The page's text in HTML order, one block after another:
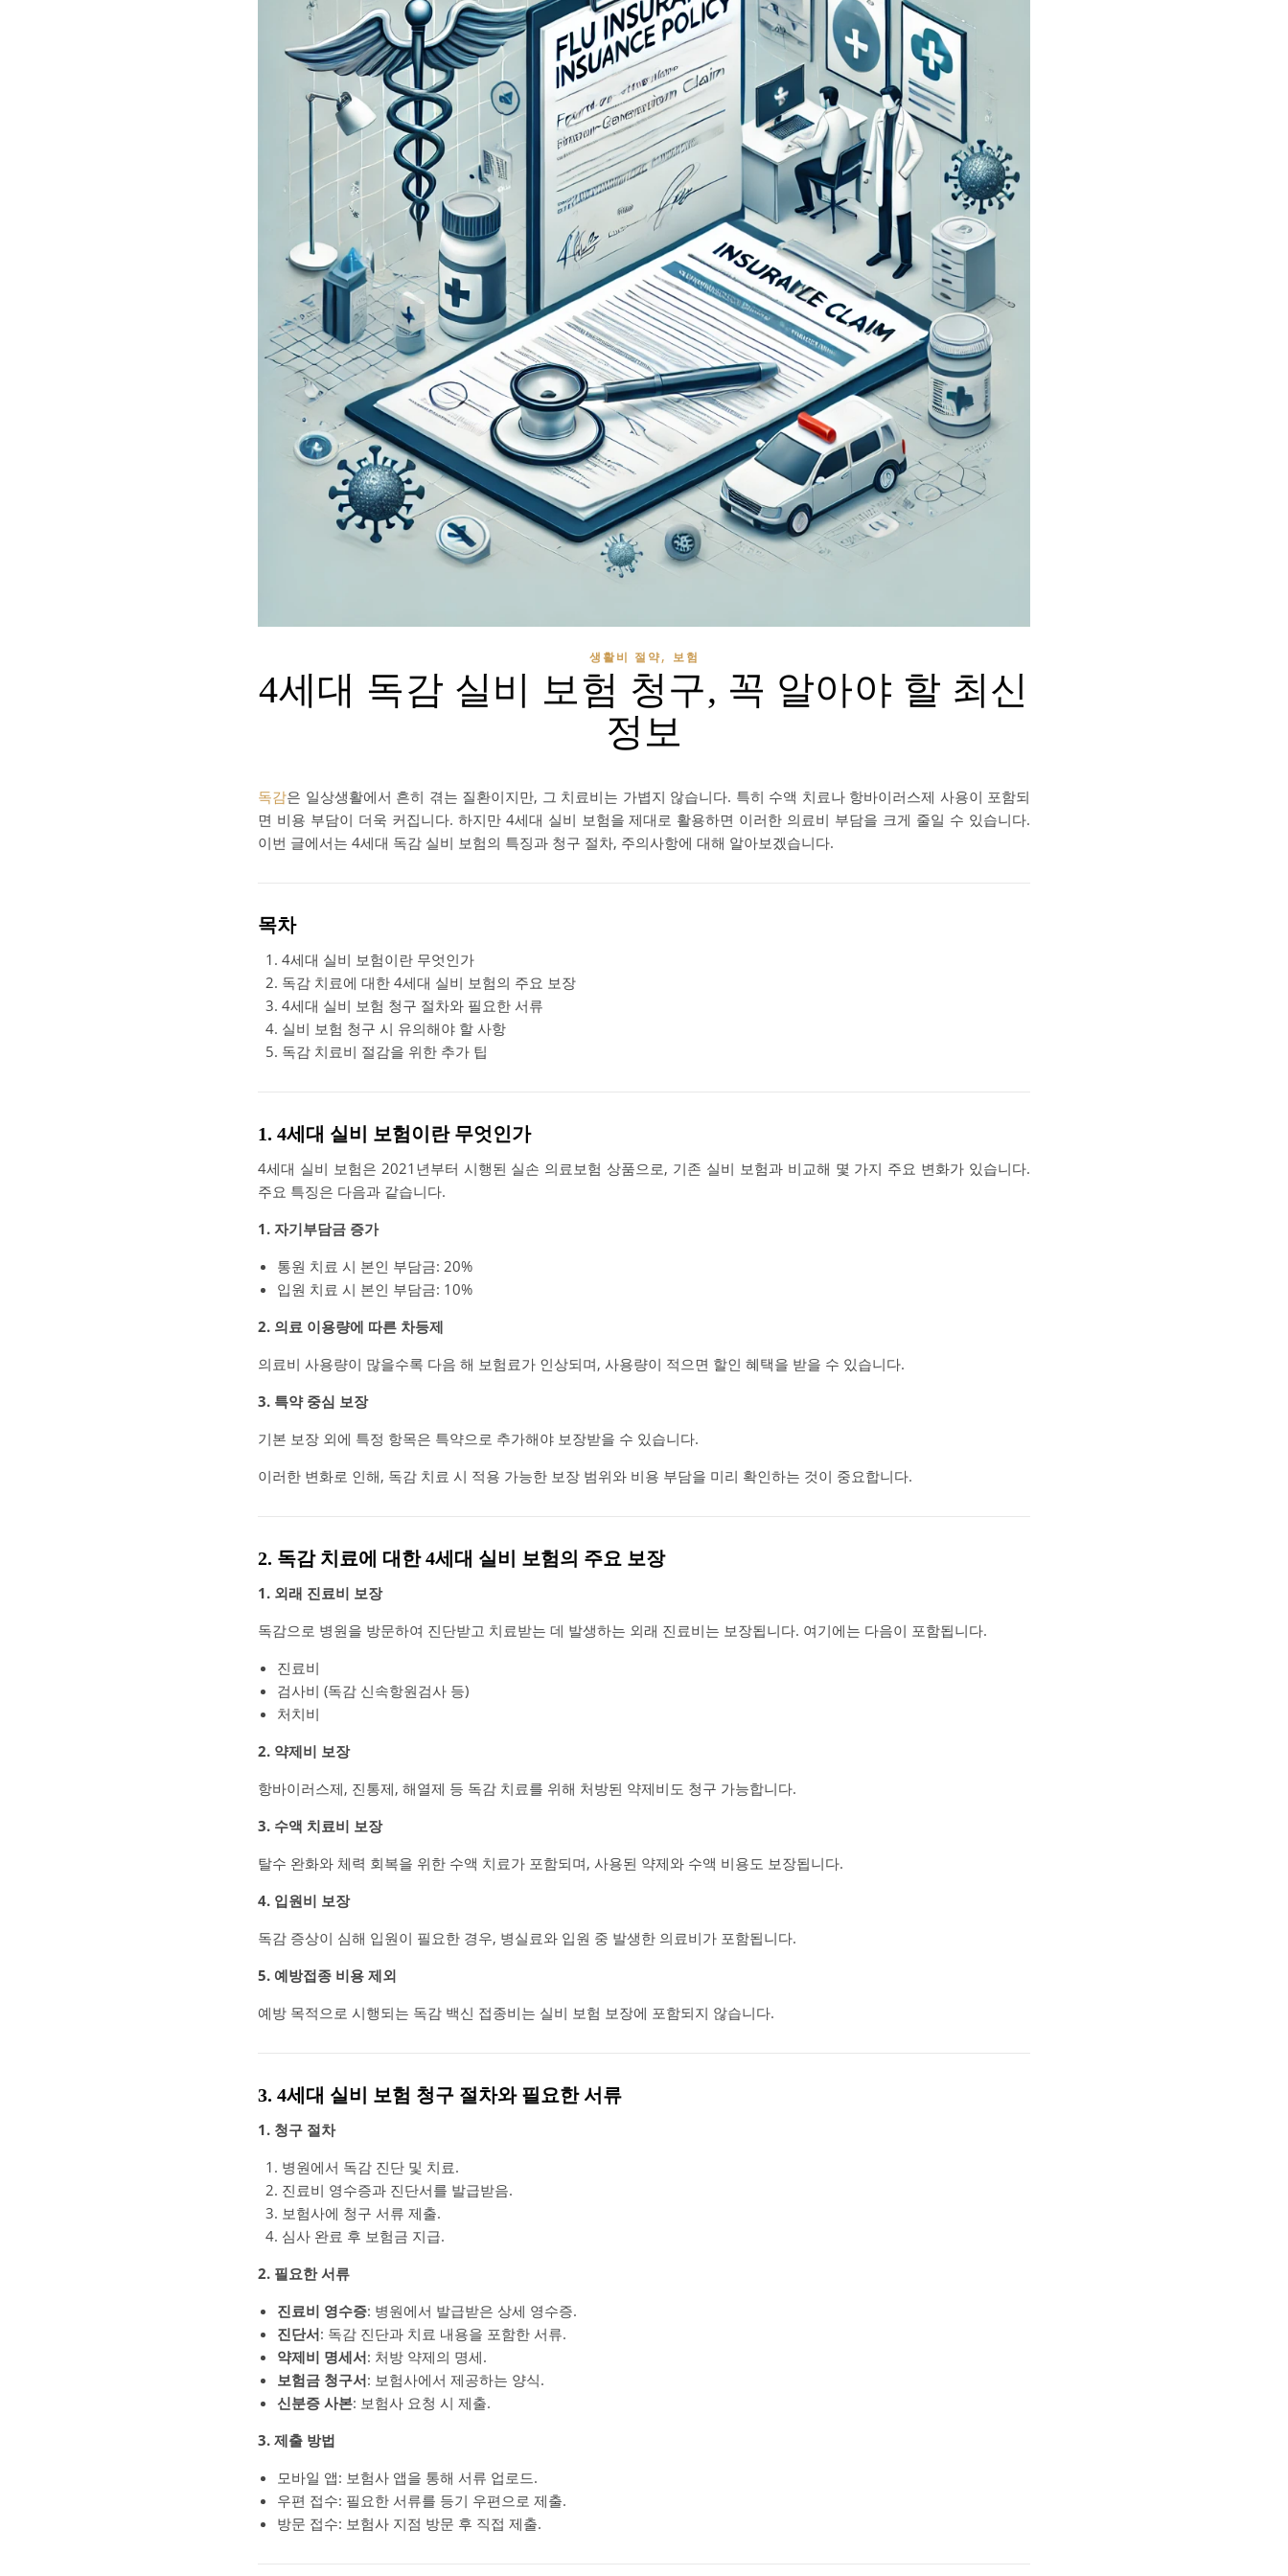
생활비 절약, 보험
4세대 독감 실비 보험 청구, 꼭 알아야 할 최신
정보
독감은 일상생활에서 흔히 겪는 질환이지만, 그 치료비는 가볍지 않습니다. 특히 수액 치료나 항바이러스제 사용이 포함되
면 비용 부담이 더욱 커집니다. 하지만 4세대 실비 보험을 제대로 활용하면 이러한 의료비 부담을 크게 줄일 수 있습니다.
이번 글에서는 4세대 독감 실비 보험의 특징과 청구 절차, 주의사항에 대해 알아보겠습니다.
목차
4세대 실비 보험이란 무엇인가
독감 치료에 대한 4세대 실비 보험의 주요 보장
4세대 실비 보험 청구 절차와 필요한 서류
실비 보험 청구 시 유의해야 할 사항
독감 치료비 절감을 위한 추가 팁
1. 4세대 실비 보험이란 무엇인가
4세대 실비 보험은 2021년부터 시행된 실손 의료보험 상품으로, 기존 실비 보험과 비교해 몇 가지 주요 변화가 있습니다.
주요 특징은 다음과 같습니다.
1. 자기부담금 증가
통원 치료 시 본인 부담금: 20%
입원 치료 시 본인 부담금: 10%
2. 의료 이용량에 따른 차등제
의료비 사용량이 많을수록 다음 해 보험료가 인상되며, 사용량이 적으면 할인 혜택을 받을 수 있습니다.
3. 특약 중심 보장
기본 보장 외에 특정 항목은 특약으로 추가해야 보장받을 수 있습니다.
이러한 변화로 인해, 독감 치료 시 적용 가능한 보장 범위와 비용 부담을 미리 확인하는 것이 중요합니다.
2. 독감 치료에 대한 4세대 실비 보험의 주요 보장
1. 외래 진료비 보장
독감으로 병원을 방문하여 진단받고 치료받는 데 발생하는 외래 진료비는 보장됩니다. 여기에는 다음이 포함됩니다.
진료비
검사비 (독감 신속항원검사 등)
처치비
2. 약제비 보장
항바이러스제, 진통제, 해열제 등 독감 치료를 위해 처방된 약제비도 청구 가능합니다.
3. 수액 치료비 보장
탈수 완화와 체력 회복을 위한 수액 치료가 포함되며, 사용된 약제와 수액 비용도 보장됩니다.
4. 입원비 보장
독감 증상이 심해 입원이 필요한 경우, 병실료와 입원 중 발생한 의료비가 포함됩니다.
5. 예방접종 비용 제외
예방 목적으로 시행되는 독감 백신 접종비는 실비 보험 보장에 포함되지 않습니다.
3. 4세대 실비 보험 청구 절차와 필요한 서류
1. 청구 절차
병원에서 독감 진단 및 치료.
진료비 영수증과 진단서를 발급받음.
보험사에 청구 서류 제출.
심사 완료 후 보험금 지급.
2. 필요한 서류
진료비 영수증: 병원에서 발급받은 상세 영수증.
진단서: 독감 진단과 치료 내용을 포함한 서류.
약제비 명세서: 처방 약제의 명세.
보험금 청구서: 보험사에서 제공하는 양식.
신분증 사본: 보험사 요청 시 제출.
3. 제출 방법
모바일 앱: 보험사 앱을 통해 서류 업로드.
우편 접수: 필요한 서류를 등기 우편으로 제출.
방문 접수: 보험사 지점 방문 후 직접 제출.